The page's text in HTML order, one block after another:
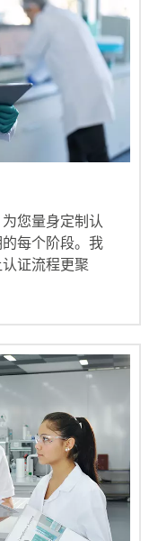
您量身定制认
每个阶段。我
证流程更聚